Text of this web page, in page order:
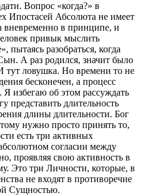
Вопрос «когда?» в
Ипостасей Абсолюта не имеет
вневременно в принципе, и
привык мыслить
пытаясь разобраться, когда
А раз родился, значит было
тут ловушка. Но времени то не
бесконечен, а процесс
избегаю об этом рассуждать
представить длительность
длины длительности. Бог
нужно просто принять то,
есть три активных
согласии между
проявляя свою активность в
Это три Личности, которые, в
не входят в противоречие
Сущностью.